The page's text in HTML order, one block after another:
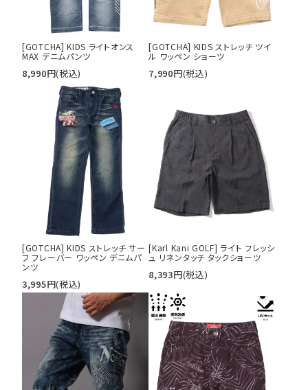
[GOTCHA] KIDS ライトオンス
MAX デニムパンツ
8,990円(税込)
[GOTCHA] KIDS ストレッチ ツイ
ル ワッペン ショーツ
7,990円(税込)
[GOTCHA] KIDS ストレッチ サー
フ フレーバー ワッペン デニムパ
ンツ
3,995円(税込)
[Karl Kani GOLF] ライト フレッシ
ュ リネンタッチ タックショーツ
8,393円(税込)